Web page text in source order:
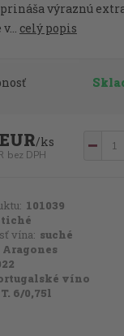
výraznú
celý popis
/ks
bez DPH
101039
tiché
vína: suché
Aragones
víno
6/0,75l